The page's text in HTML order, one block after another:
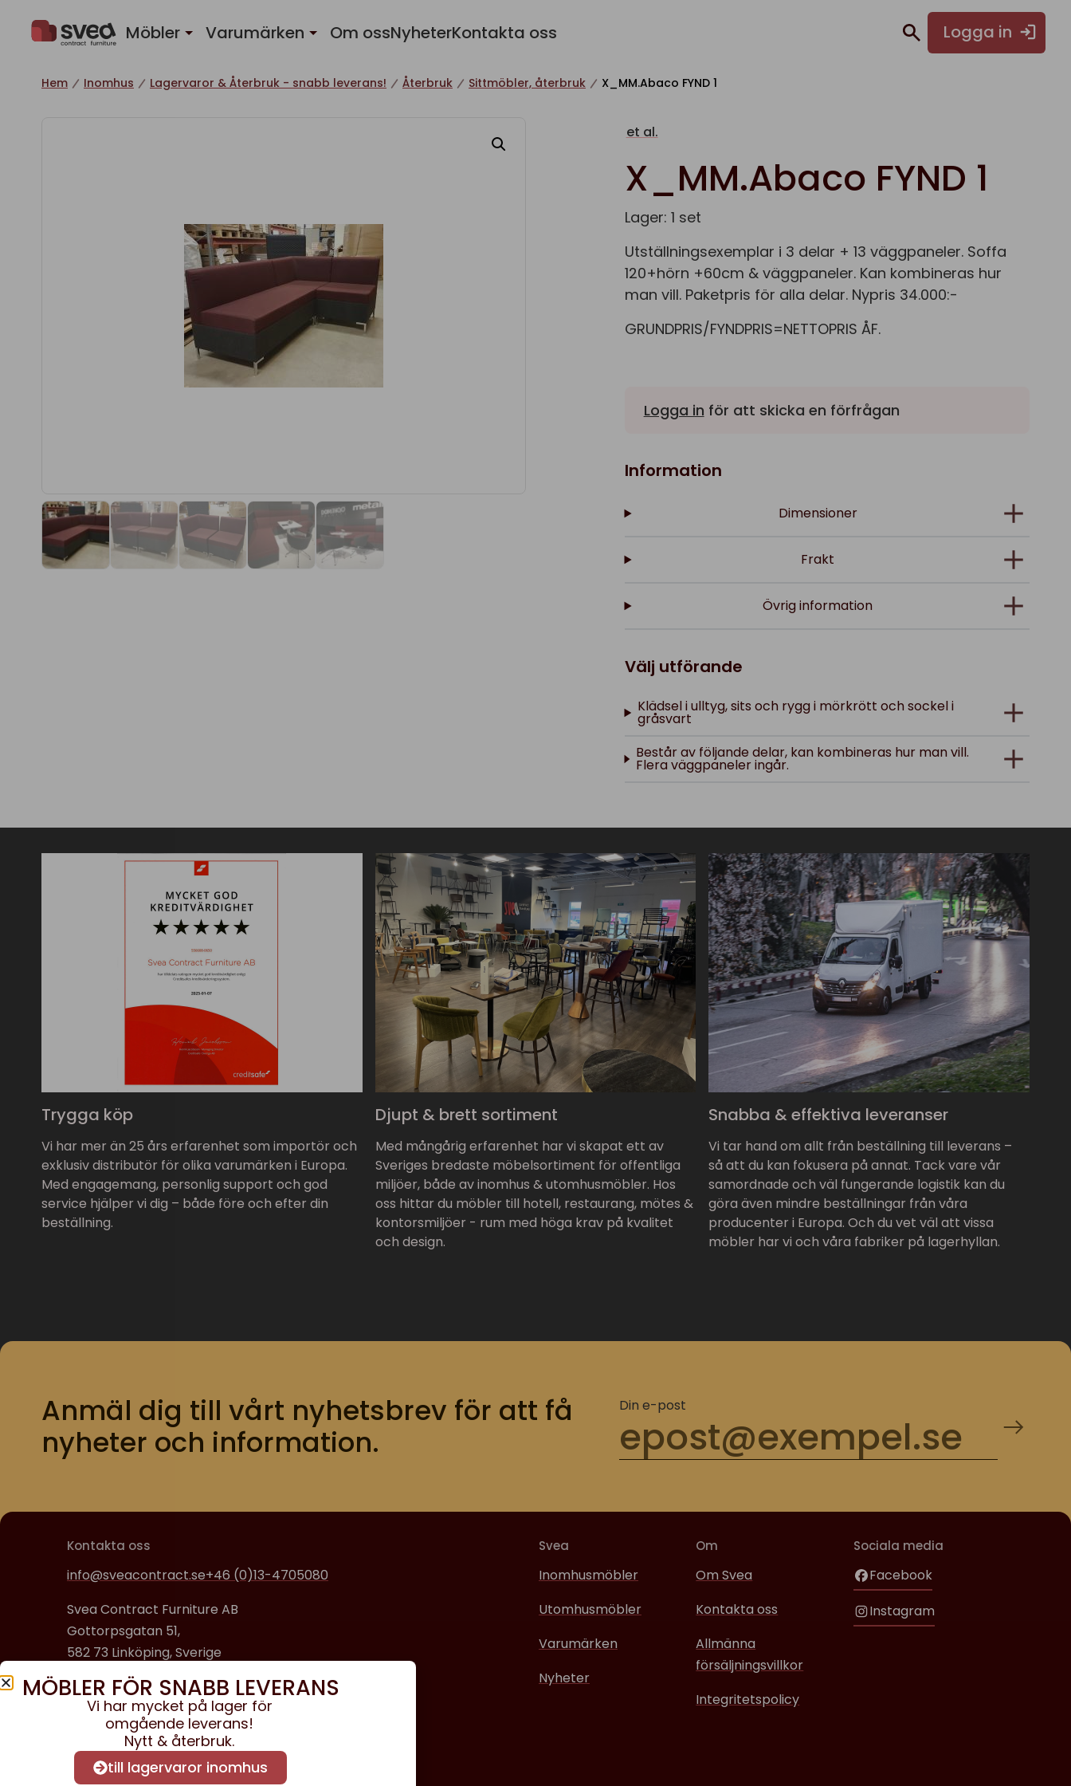
Möbler Varumärken Om ossNyheterKontakta oss Logga in
Hem Inomhus Lagervaror & Återbruk - snabb leverans! Återbruk Sittmöbler, återbruk X_MM.Abaco FYND 1
et al.
X_MM.Abaco FYND 1
Lager: 1 set
Utställningsexemplar i 3 delar + 13 väggpaneler. Soffa
120+hörn +60cm & väggpaneler. Kan kombineras hur
man vill. Paketpris för alla delar. Nypris 34.000:-
GRUNDPRIS/FYNDPRIS=NETTOPRIS ÅF.
Logga in för att skicka en förfrågan
Information
Dimensioner
Frakt
Övrig information
Välj utförande
Klädsel i ulltyg, sits och rygg i mörkrött och sockel i
gråsvart
Består av följande delar, kan kombineras hur man vill.
Flera väggpaneler ingår.
Trygga köp
Vi har mer än 25 års erfarenhet som importör och
exklusiv distributör för olika varumärken i Europa.
Med engagemang, personlig support och god
service hjälper vi dig – både före och efter din
beställning.
Djupt & brett sortiment
Med mångårig erfarenhet har vi skapat ett av
Sveriges bredaste möbelsortiment för offentliga
miljöer, både av inomhus & utomhusmöbler. Hos
oss hittar du möbler till hotell, restaurang, mötes &
kontorsmiljöer - rum med höga krav på kvalitet
och design.
Snabba & effektiva leveranser
Vi tar hand om allt från beställning till leverans –
så att du kan fokusera på annat. Tack vare vår
samordnade och väl fungerande logistik kan du
göra även mindre beställningar från våra
producenter i Europa. Och du vet väl att vissa
möbler har vi och våra fabriker på lagerhyllan.
Anmäl dig till vårt nyhetsbrev för att få
nyheter och information.
Din e-post
Kontakta oss
info@sveacontract.se+46 (0)13-4705080
Svea Contract Furniture AB
Gottorpsgatan 51,
582 73 Linköping, Sverige
Organisationsnummer:
556608-0650
Svea
Inomhusmöbler
Utomhusmöbler
Varumärken
Nyheter
Om
Om Svea
Kontakta oss
Allmänna
försäljningsvillkor
Integritetspolicy
Sociala media
Facebook
Instagram
MÖBLER FÖR SNABB LEVERANS
Vi har mycket på lager för
omgående leverans!
Nytt & återbruk.
till lagervaror inomhus